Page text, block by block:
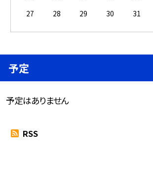
27
28 29 30 31
予定
予定はありません
RSS